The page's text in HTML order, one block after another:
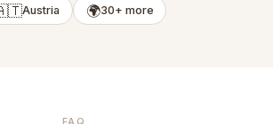
Austria 🌍30+ more